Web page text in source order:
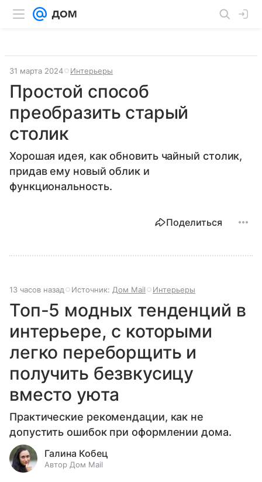
31 марта 2024 Интерьеры
Простой способ
преобразить старый
столик
Хорошая идея, как обновить чайный столик,
придав ему новый облик и
функциональность.
Поделиться
13 часов назад Источник: Дом Mail Интерьеры
Топ-5 модных тенденций в
интерьере, с которыми
легко переборщить и
получить безвкусицу
вместо уюта
Практические рекомендации, как не
допустить ошибок при оформлении дома.
Галина Кобец
Автор Дом Mail